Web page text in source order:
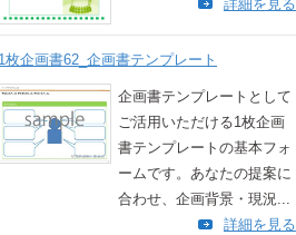
詳細を見る
1枚企画書62_企画書テンプレート
企画書テンプレートとして
ご活用いただける1枚企画
書テンプレートの基本フォ
ームです。あなたの提案に
合わせ、企画背景・現況...
詳細を見る